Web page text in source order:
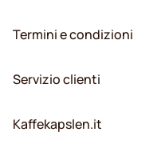
Termini e condizioni
Servizio clienti
Kaffekapslen.it